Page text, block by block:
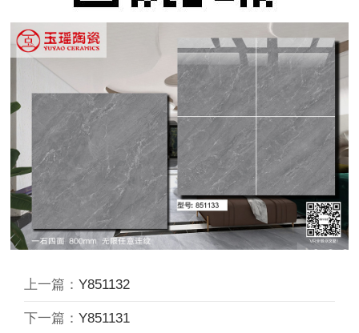
上一篇：Y851132
下一篇：Y851131